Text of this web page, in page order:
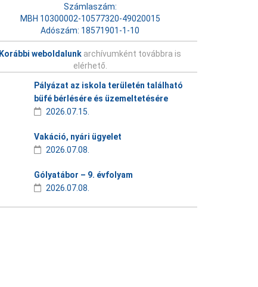
Számlaszám:
MBH 10300002-10577320-49020015
Adószám: 18571901-1-10
Korábbi weboldalunk archívumként továbbra is
elérhető.
Pályázat az iskola területén található
büfé bérlésére és üzemeltetésére
2026.07.15.
Vakáció, nyári ügyelet
2026.07.08.
Gólyatábor – 9. évfolyam
2026.07.08.